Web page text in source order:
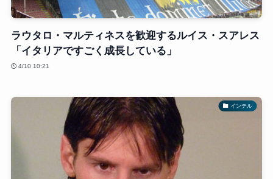
ラウタロ・マルティネスを歓迎するルイス・スアレス
「イタリアですごく成長している」
4/10 10:21
インテル